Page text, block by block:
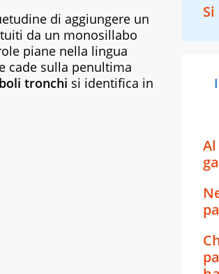
di aggiungere un
da un monosillabo
piane nella lingua
cade sulla penultima
tronchi si identifica in